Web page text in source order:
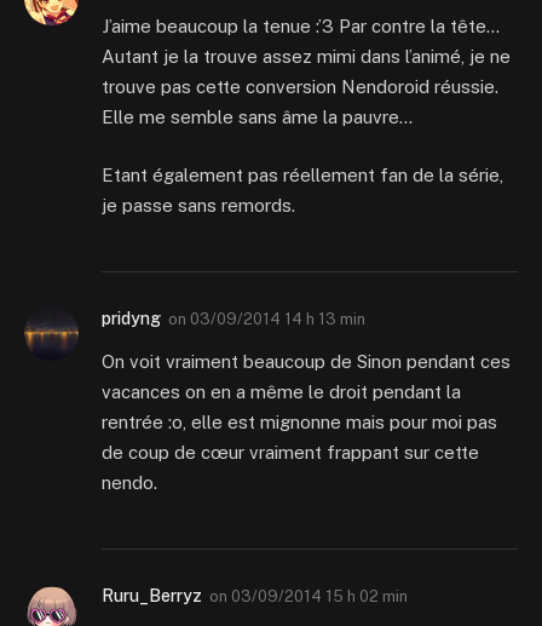
J’aime beaucoup la tenue :’3 Par contre la tête…
Autant je la trouve assez mimi dans l’animé, je ne
trouve pas cette conversion Nendoroid réussie.
Elle me semble sans âme la pauvre…
Etant également pas réellement fan de la série,
je passe sans remords.
pridyng on 03/09/2014 14 h 13 min
On voit vraiment beaucoup de Sinon pendant ces
vacances on en a même le droit pendant la
rentrée :o, elle est mignonne mais pour moi pas
de coup de cœur vraiment frappant sur cette
nendo.
Ruru_Berryz on 03/09/2014 15 h 02 min